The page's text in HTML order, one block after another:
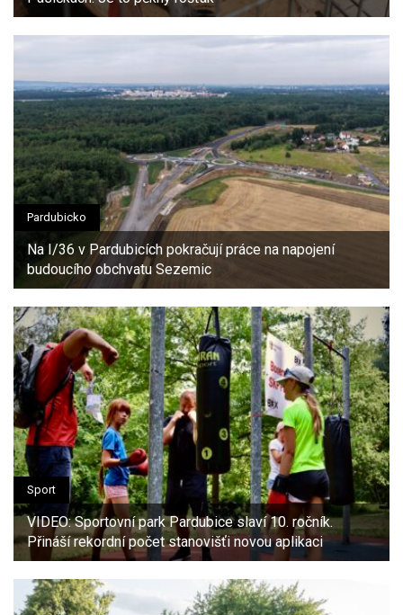
Pardubicko
Na I/36 v Pardubicích pokračují práce na napojení
budoucího obchvatu Sezemic
Sport
VIDEO: Sportovní park Pardubice slaví 10. ročník.
Přináší rekordní počet stanovišťi novou aplikaci